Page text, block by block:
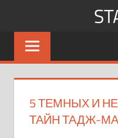
содержимому
Новости
шоу-
5 ТЕМНЫХ И
ТАЙН ТАДЖ-